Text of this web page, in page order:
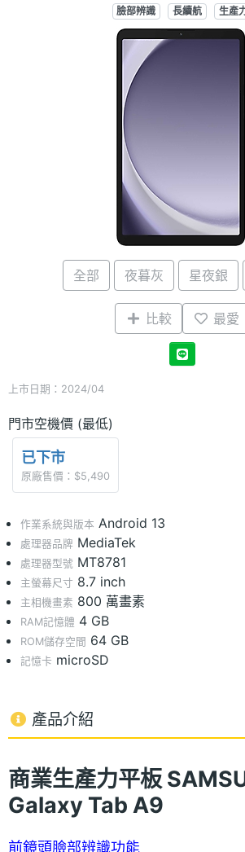
臉部辨識 長續航 生產
全部 夜暮灰 星夜銀
比較 最愛
上市日期：2024/04
門市空機價 (最低)
已下市
原廠售價：$5,490
作業系統與版本 Android 13
處理器品牌 MediaTek
處理器型號 MT8781
主螢幕尺寸 8.7 inch
主相機畫素 800 萬畫素
RAM記憶體 4 GB
ROM儲存空間 64 GB
記憶卡 microSD
產品介紹
商業生產力平板
Galaxy Tab A9
前鏡頭臉部辨識功能